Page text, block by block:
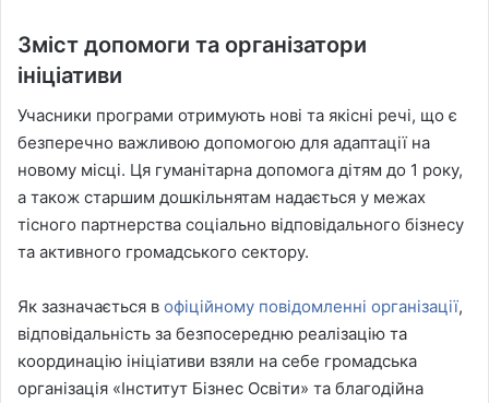
Зміст допомоги та організатори
ініціативи
Учасники програми отримують нові та якісні речі, що є
безперечно важливою допомогою для адаптації на
новому місці. Ця гуманітарна допомога дітям до 1 року,
а також старшим дошкільнятам надається у межах
тісного партнерства соціально відповідального бізнесу
та активного громадського сектору.
Як зазначається в офіційному повідомленні організації,
відповідальність за безпосередню реалізацію та
координацію ініціативи взяли на себе громадська
організація «Інститут Бізнес Освіти» та благодійна